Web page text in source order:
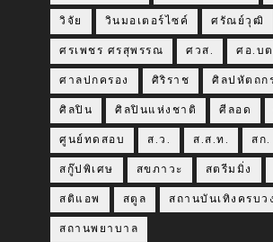
วิจัย วินมอเตอร์ไซค์ ศรัณย์วุฒิ
ศรเพชร ศรสุพรรณ ศวส. ศอ.บ
ศาลปกครอง ศิริราช ศิลปหัตถก
ศิลปิน ศิลปินแห่งชาติ ศีลอด
ศูนย์ทดสอบ ส.ว. ส.ส.ท. สก.
สกู๊ปพิเศษ สขภาวะ สตรีมมิ่ง
สติแอพ สตูล สถานบันเทิงครบว
สถานพยาบาล